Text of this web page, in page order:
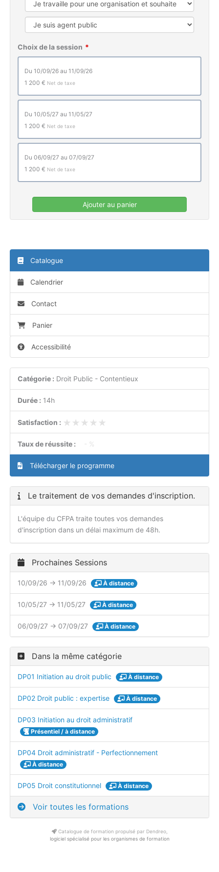
Choix de la session
du 10/09/26 au 11/09/26
1 200 € Net de taxe
du 10/05/27 au 11/05/27
1 200 € Net de taxe
du 06/09/27 au 07/09/27
1 200 € Net de taxe
Ajouter au panier
Catalogue
Calendrier
Contact
Panier
Accessibilité
Catégorie : Droit Public - Contentieux
Durée : 14h
Satisfaction : ★★★★★
★★★★★
Taux de réussite : - %
Télécharger le programme
Le traitement de vos demandes d'inscription.
L'équipe du CFPA traite toutes vos demandes
d'inscription dans un délai maximum de 48h.
Prochaines Sessions
10/09/26 → 11/09/26 À distance
10/05/27 → 11/05/27 À distance
06/09/27 → 07/09/27 À distance
Dans la même catégorie
DP01 Initiation au droit public À distance
DP02 Droit public : expertise À distance
DP03 Initiation au droit administratif
Présentiel / à distance
DP04 Droit administratif - Perfectionnement
À distance
DP05 Droit constitutionnel À distance
Voir toutes les formations
Catalogue de formation propulsé par Dendreo,
logiciel spécialisé pour les organismes de formation